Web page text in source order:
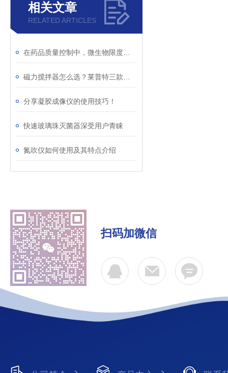
相关文章
RELATED ARTICLES
分享凝胶成像仪的使用技巧！
快速玻璃珠灭菌器深受用户青睐
氮吹仪如何使用及其特点介绍
扫码加微信